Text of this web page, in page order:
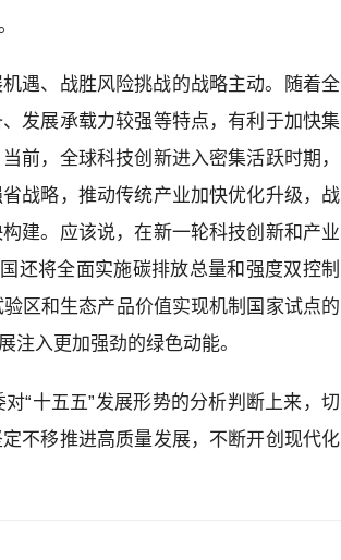
遇、战胜风险挑战的战略主动。随着全
发展承载力较强等特点，有利于加快集
前，全球科技创新进入密集活跃时期，
战略，推动传统产业加快优化升级，战
建。应该说，在新一轮科技创新和产业
还将全面实施碳排放总量和强度双控制
区和生态产品价值实现机制国家试点的
注入更加强劲的绿色动能。
“十五五”发展形势的分析判断上来，切
不移推进高质量发展，不断开创现代化